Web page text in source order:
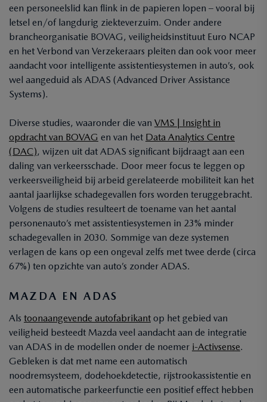
een personeelslid kan flink in de papieren lopen – vooral bij
letsel en/of langdurig ziekteverzuim. Onder andere
brancheorganisatie BOVAG, veiligheidsinstituut Euro NCAP
en het Verbond van Verzekeraars pleiten dan ook voor meer
aandacht voor intelligente assistentiesystemen in auto’s, ook
wel aangeduid als ADAS (Advanced Driver Assistance
Systems).
Diverse studies, waaronder die van VMS | Insight in
opdracht van BOVAG en van het Data Analytics Centre
(DAC), wijzen uit dat ADAS significant bijdraagt aan een
daling van verkeersschade. Door meer focus te leggen op
verkeersveiligheid bij arbeid gerelateerde mobiliteit kan het
aantal jaarlijkse schadegevallen fors worden teruggebracht.
Volgens de studies resulteert de toename van het aantal
personenauto’s met assistentiesystemen in 23% minder
schadegevallen in 2030. Sommige van deze systemen
verlagen de kans op een ongeval zelfs met twee derde (circa
67%) ten opzichte van auto’s zonder ADAS.
MAZDA EN ADAS
Als toonaangevende autofabrikant op het gebied van
veiligheid besteedt Mazda veel aandacht aan de integratie
van ADAS in de modellen onder de noemer i-Activsense.
Gebleken is dat met name een automatisch
noodremsysteem, dodehoekdetectie, rijstrookassistentie en
een automatische parkeerfunctie een positief effect hebben